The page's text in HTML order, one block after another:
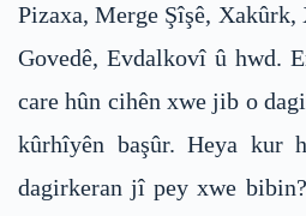
Pizaxa, Merge Şîşê, Xakûrk,
Govedê, Evdalkovî û hwd.
care hûn cihên xwe jib o
kûrhîyên başûr. Heya kur
dagirkeran jî pey xwe